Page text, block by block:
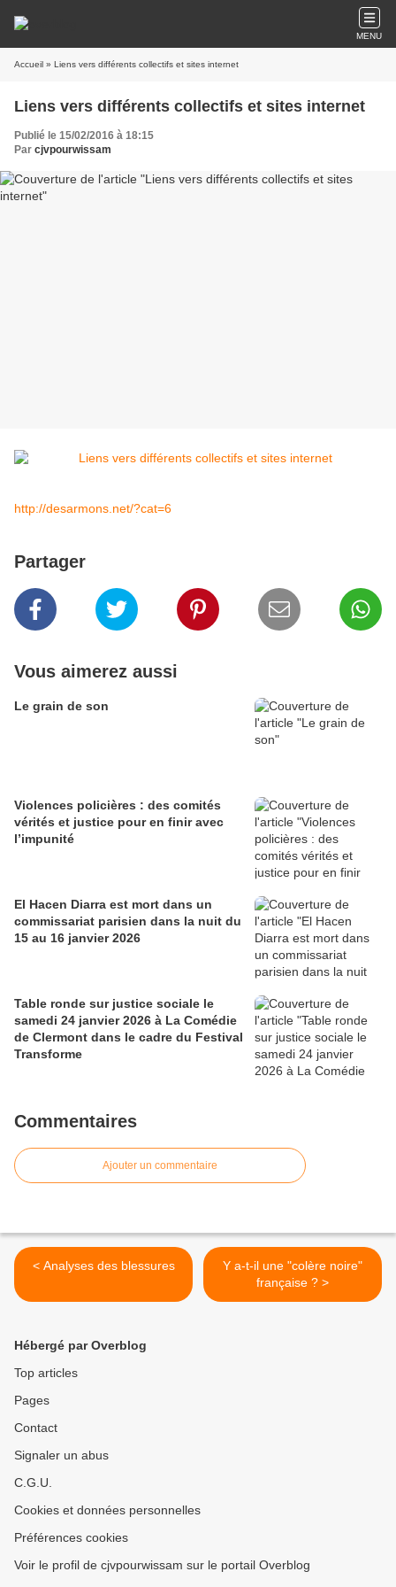
MENU
Accueil » Liens vers différents collectifs et sites internet
Liens vers différents collectifs et sites internet
Publié le 15/02/2016 à 18:15
Par cjvpourwissam
http://desarmons.net/?cat=6
Partager
Vous aimerez aussi
Le grain de son
Violences policières : des comités
vérités et justice pour en finir avec
l’impunité
El Hacen Diarra est mort dans un
commissariat parisien dans la nuit du
15 au 16 janvier 2026
Table ronde sur justice sociale le
samedi 24 janvier 2026 à La Comédie
de Clermont dans le cadre du Festival
Transforme
Commentaires
Ajouter un commentaire
< Analyses des blessures
Y a-t-il une "colère noire"
française ? >
Hébergé par Overblog
Top articles
Pages
Contact
Signaler un abus
C.G.U.
Cookies et données personnelles
Préférences cookies
Voir le profil de cjvpourwissam sur le portail Overblog